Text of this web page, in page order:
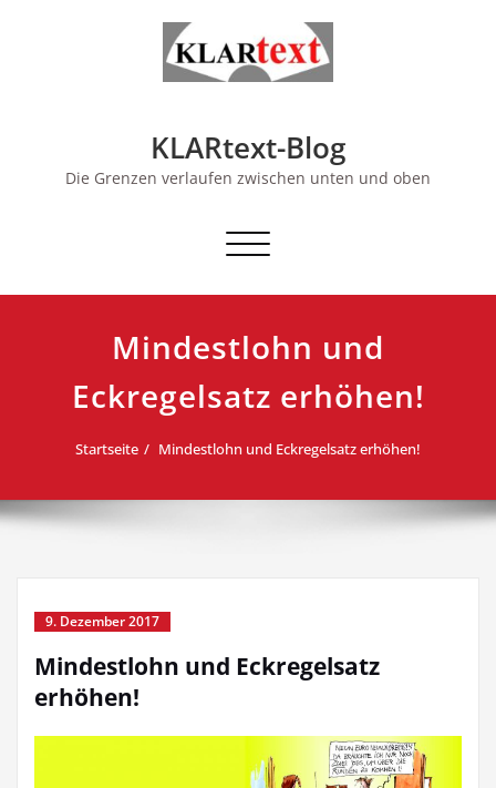
KLARtext-Blog
Die Grenzen verlaufen zwischen unten und oben
Schalte Navigation
Mindestlohn und
Eckregelsatz erhöhen!
Startseite Mindestlohn und Eckregelsatz erhöhen!
9. Dezember 2017
Mindestlohn und Eckregelsatz
erhöhen!